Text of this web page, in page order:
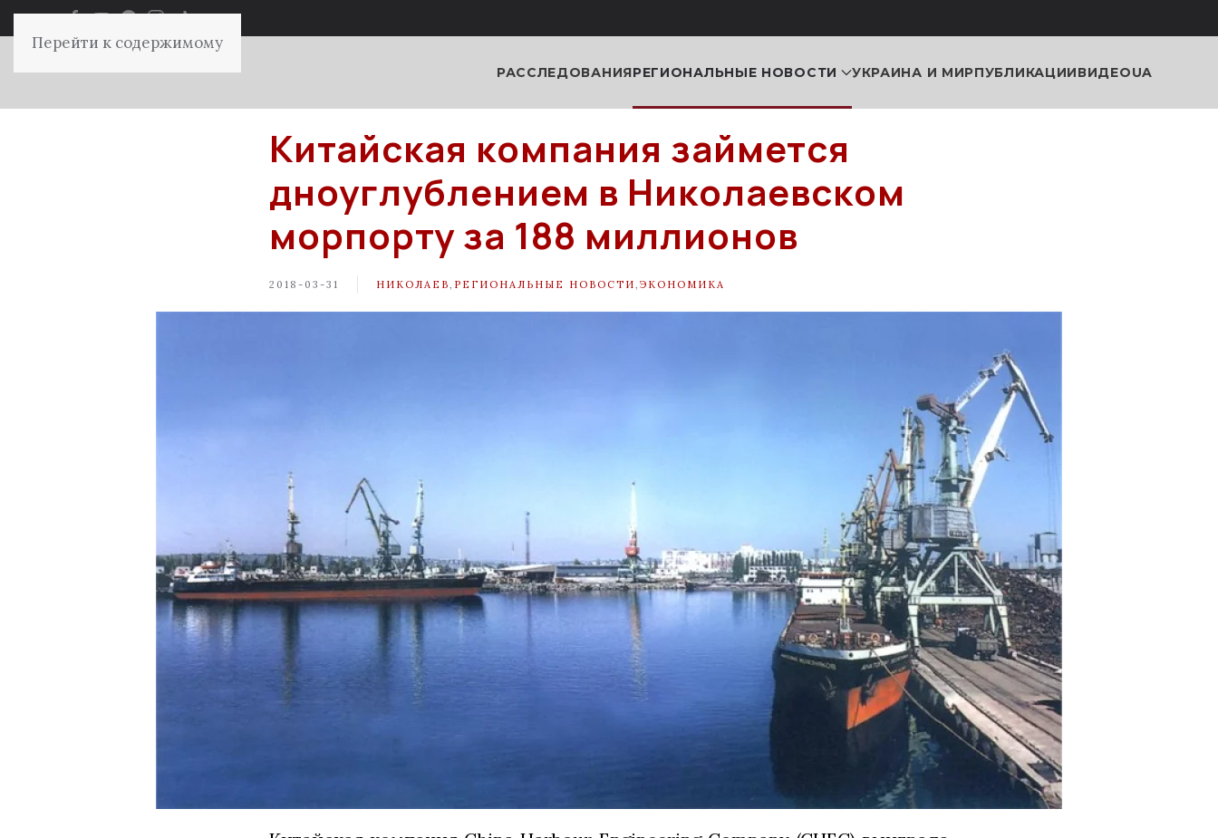
Перейти к содержимому
РАССЛЕДОВАНИЯРЕГИОНАЛЬНЫЕ НОВОСТИ УКРАИНА И МИРПУБЛИКАЦИИВИДЕОUA
Китайская компания займется
дноуглублением в Николаевском
морпорту за 188 миллионов
2018-03-31 НИКОЛАЕВ РЕГИОНАЛЬНЫЕ НОВОСТИ ЭКОНОМИКА